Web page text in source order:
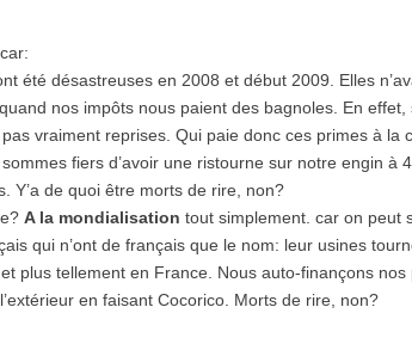
été désastreuses en 2008 et début 2009. Elles
nos impôts nous paient des bagnoles. En
vraiment reprises. Qui paie donc ces primes à la
sommes fiers d’avoir une ristourne sur notre engin
Y’a de quoi être morts de rire, non?
A la mondialisation tout simplement. car on peut
qui n’ont de français que le nom: leur usines
plus tellement en France. Nous auto-finançons
en faisant Cocorico. Morts de rire, non?